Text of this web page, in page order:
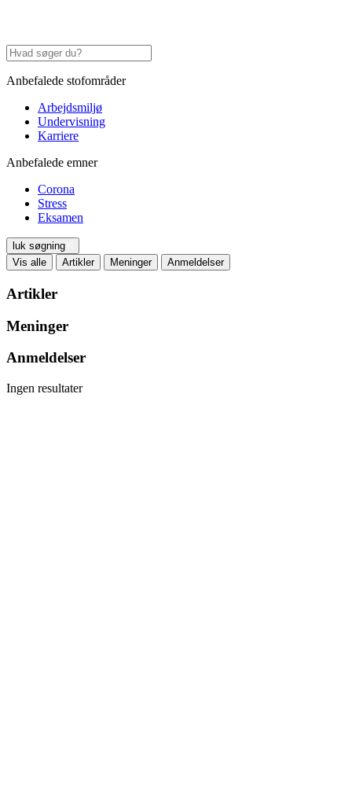
Anbefalede stofområder
Arbejdsmiljø
Undervisning
Karriere
Anbefalede emner
Corona
Stress
Eksamen
luk søgning
Vis alle
Artikler Meninger Anmeldelser
Artikler
Meninger
Anmeldelser
Ingen resultater